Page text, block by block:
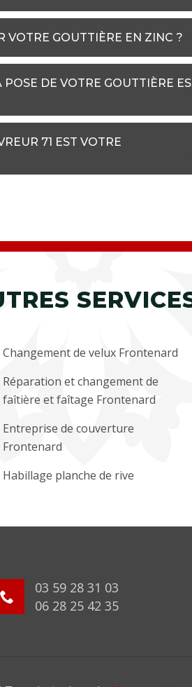
VOTRE GOUTTIÈRE EN ZINC ?
DE VOTRE GOUTTIÈRE
71 EST VOTRE
Changement de velux Frontenard
Réparation et changement de
faîtière et faîtage Frontenard
Entreprise de couverture
Frontenard
Habillage planche de rive
03 59 28 31 03
06 28 25 42 35